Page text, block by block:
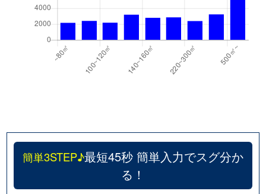
簡単3STEP♪最短45秒 簡単入力でスグ分か
る！